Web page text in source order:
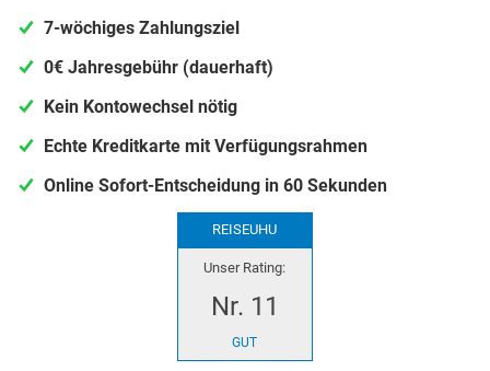
7-wöchiges Zahlungsziel
0€ Jahresgebühr (dauerhaft)
Kein Kontowechsel nötig
Echte Kreditkarte mit Verfügungsrahmen
Online Sofort-Entscheidung in 60 Sekunden
REISEUHU
Unser Rating:
Nr. 11
GUT